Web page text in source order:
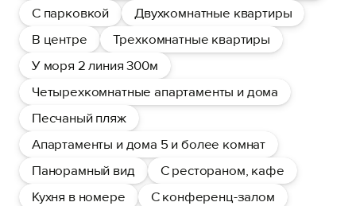
С парковкой
Двухкомнатные квартиры
В центре
Трехкомнатные квартиры
У моря 2 линия 300м
Четырехкомнатные апартаменты и дома
Песчаный пляж
Апартаменты и дома 5 и более комнат
Панорамный вид
С рестораном, кафе
Кухня в номере
С конференц-залом